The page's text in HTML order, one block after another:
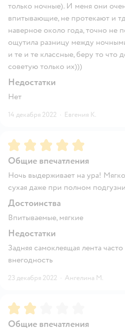
только ночные). И меня они
впитывающие, не протекают и
наверное около года, точно не
ощутила разницу между
и те и те классные, беру то что
советую только их)))
Недостатки
Нет
14 декабря 2022 · Евгения К.
Рейтинг:5
Общие впечатления
Ночь выдерживает на ура!
сухая даже при полном
Достоинства
Впитываемые, мягкие
Недостатки
Задняя самоклеящая лента
внегодность
23 декабря 2022 · Ангелина М.
Рейтинг:
Общие впечатления